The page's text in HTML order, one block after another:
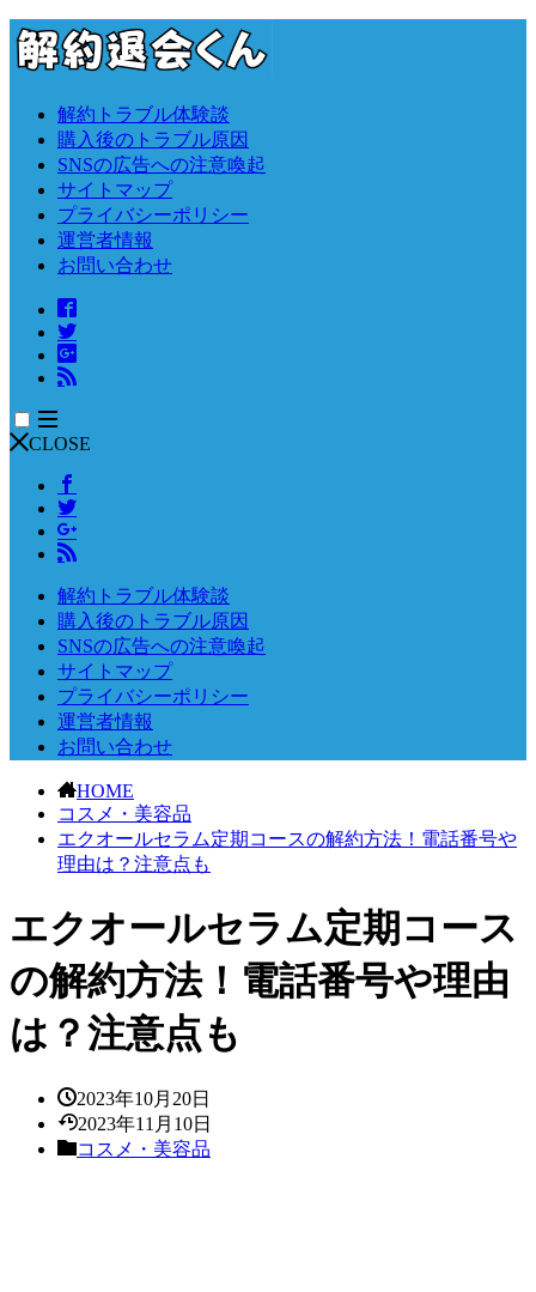
解約トラブル体験談
購入後のトラブル原因
SNSの広告への注意喚起
サイトマップ
プライバシーポリシー
運営者情報
お問い合わせ
CLOSE
解約トラブル体験談
購入後のトラブル原因
SNSの広告への注意喚起
サイトマップ
プライバシーポリシー
運営者情報
お問い合わせ
HOME
コスメ・美容品
エクオールセラム定期コースの解約方法！電話番号や
理由は？注意点も
エクオールセラム定期コース
の解約方法！電話番号や理由
は？注意点も
2023年10月20日
2023年11月10日
コスメ・美容品